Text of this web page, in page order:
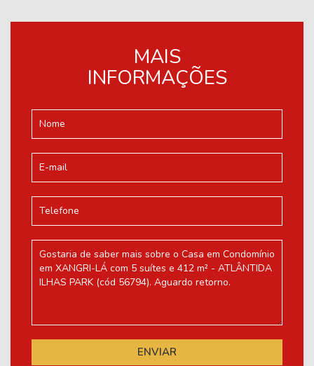
MAIS
INFORMAÇÕES